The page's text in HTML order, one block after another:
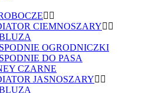
CIEMNOSZARY
SPODNIE OGRODNICZKI
SPODNIE DO PASA
CZARNE
JASNOSZARY